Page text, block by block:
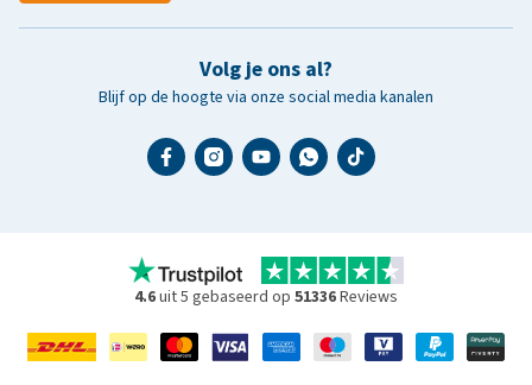
Volg je ons al?
Blijf op de hoogte via onze social media kanalen
4.6uit 5 gebaseerd op 51336Reviews